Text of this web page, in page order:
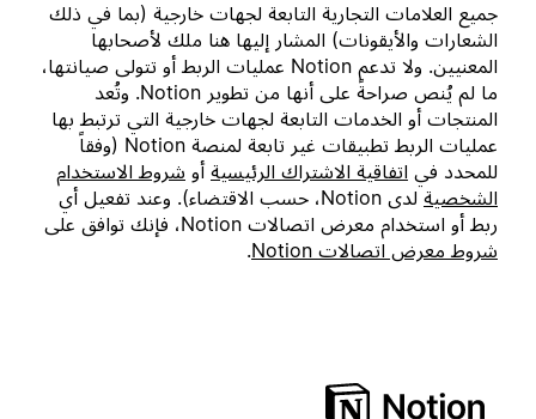
جميع العلامات التجارية التابعة لجهات خارجية (بما في ذلك
الشعارات والأيقونات) المشار إليها هنا ملك لأصحابها
المعنيين. ولا تدعم Notion عمليات الربط أو تتولى صيانتها،
ما لم يُنص صراحةً على أنها من تطوير Notion. وتُعد
المنتجات أو الخدمات التابعة لجهات خارجية التي ترتبط بها
عمليات الربط تطبيقات غير تابعة لمنصة Notion (وفقاً
للمحدد في اتفاقية الاشتراك الرئيسية أو شروط الاستخدام
الشخصية
لدى Notion، حسب الاقتضاء). وعند تفعيل أي
ربط أو استخدام معرض اتصالات Notion، فإنك توافق على
شروط معرض اتصالات Notion
.